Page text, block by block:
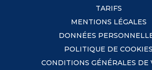
TARIFS
MENTIONS LÉGALES
DONNÉES
POLITIQUE DE COOKIES
CONDITIONS GÉNÉRALES DE